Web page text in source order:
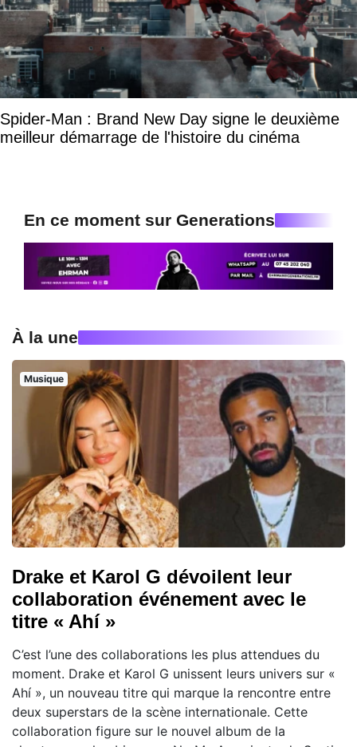
Spider-Man : Brand New Day signe le deuxième
meilleur démarrage de l'histoire du cinéma
En ce moment sur Generations
À la une
Musique
Drake et Karol G dévoilent leur
collaboration événement avec le
titre « Ahí »
C’est l’une des collaborations les plus attendues du
moment. Drake et Karol G unissent leurs univers sur «
Ahí », un nouveau titre qui marque la rencontre entre
deux superstars de la scène internationale. Cette
collaboration figure sur le nouvel album de la